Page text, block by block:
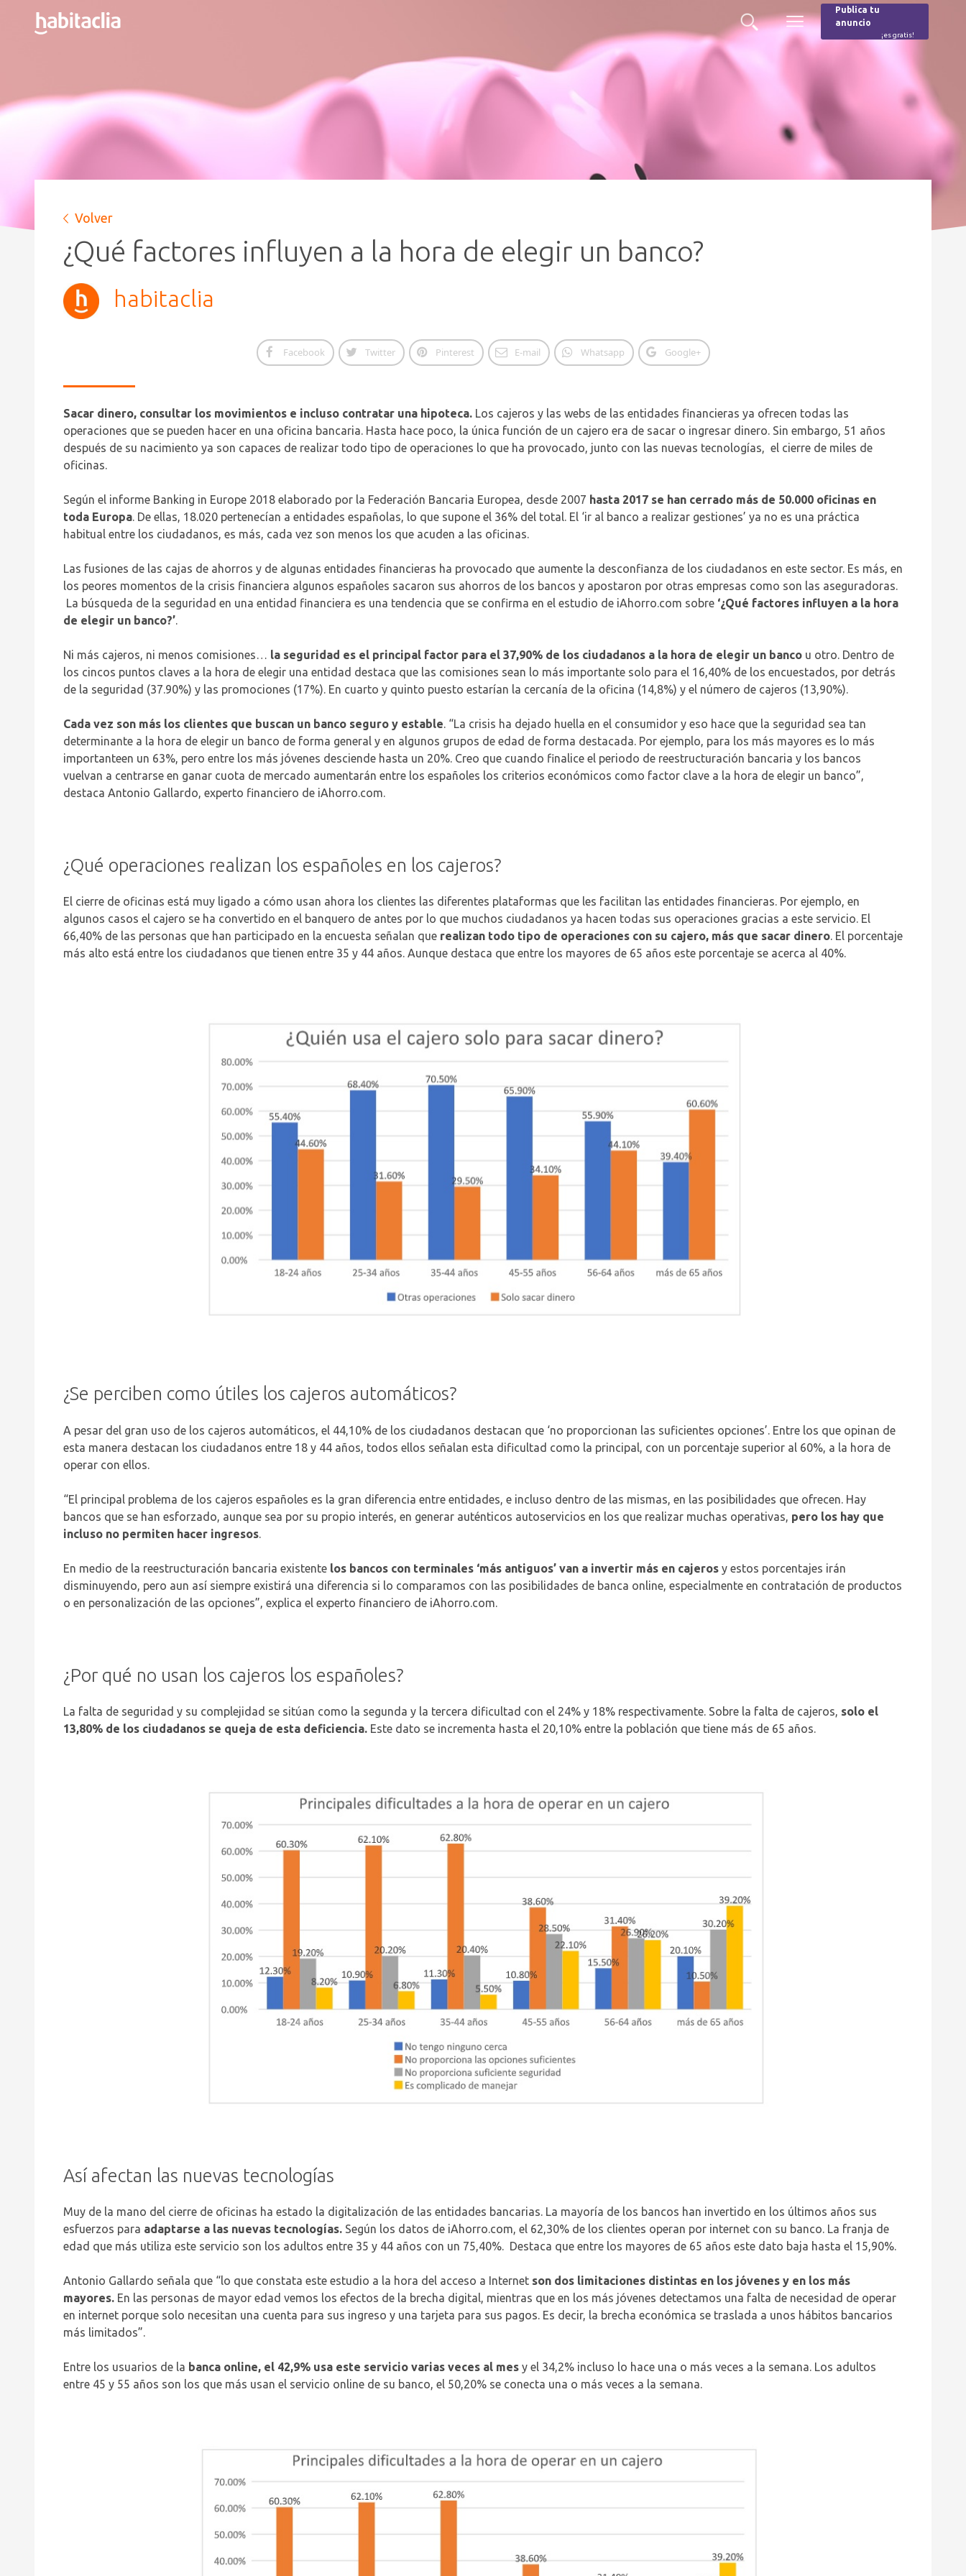
Buscar
Menú
Burger
Publica tu
anuncio
¡es gratis!
Volver
¿Qué factores influyen a la hora de elegir un banco?
habitaclia
Facebook Twitter Pinterest E-mail Whatsapp Google+
Sacar dinero, consultar los movimientos e incluso contratar una hipoteca. Los cajeros y las webs de las entidades financieras ya ofrecen todas las
operaciones que se pueden hacer en una oficina bancaria. Hasta hace poco, la única función de un cajero era de sacar o ingresar dinero. Sin embargo, 51 años
después de su nacimiento ya son capaces de realizar todo tipo de operaciones lo que ha provocado, junto con las nuevas tecnologías, el cierre de miles de
oficinas.
Según el informe Banking in Europe 2018 elaborado por la Federación Bancaria Europea, desde 2007 hasta 2017 se han cerrado más de 50.000 oficinas en
toda Europa. De ellas, 18.020 pertenecían a entidades españolas, lo que supone el 36% del total. El ‘ir al banco a realizar gestiones’ ya no es una práctica
habitual entre los ciudadanos, es más, cada vez son menos los que acuden a las oficinas.
Las fusiones de las cajas de ahorros y de algunas entidades financieras ha provocado que aumente la desconfianza de los ciudadanos en este sector. Es más, en
los peores momentos de la crisis financiera algunos españoles sacaron sus ahorros de los bancos y apostaron por otras empresas como son las aseguradoras.
La búsqueda de la seguridad en una entidad financiera es una tendencia que se confirma en el estudio de iAhorro.com sobre ‘¿Qué factores influyen a la hora
de elegir un banco?’.
Ni más cajeros, ni menos comisiones… la seguridad es el principal factor para el 37,90% de los ciudadanos a la hora de elegir un banco u otro. Dentro de
los cincos puntos claves a la hora de elegir una entidad destaca que las comisiones sean lo más importante solo para el 16,40% de los encuestados, por detrás
de la seguridad (37.90%) y las promociones (17%). En cuarto y quinto puesto estarían la cercanía de la oficina (14,8%) y el número de cajeros (13,90%).
Cada vez son más los clientes que buscan un banco seguro y estable. “La crisis ha dejado huella en el consumidor y eso hace que la seguridad sea tan
determinante a la hora de elegir un banco de forma general y en algunos grupos de edad de forma destacada. Por ejemplo, para los más mayores es lo más
importanteen un 63%, pero entre los más jóvenes desciende hasta un 20%. Creo que cuando finalice el periodo de reestructuración bancaria y los bancos
vuelvan a centrarse en ganar cuota de mercado aumentarán entre los españoles los criterios económicos como factor clave a la hora de elegir un banco”,
destaca Antonio Gallardo, experto financiero de iAhorro.com.
¿Qué operaciones realizan los españoles en los cajeros?
El cierre de oficinas está muy ligado a cómo usan ahora los clientes las diferentes plataformas que les facilitan las entidades financieras. Por ejemplo, en
algunos casos el cajero se ha convertido en el banquero de antes por lo que muchos ciudadanos ya hacen todas sus operaciones gracias a este servicio. El
66,40% de las personas que han participado en la encuesta señalan que realizan todo tipo de operaciones con su cajero, más que sacar dinero. El porcentaje
más alto está entre los ciudadanos que tienen entre 35 y 44 años. Aunque destaca que entre los mayores de 65 años este porcentaje se acerca al 40%.
¿Se perciben como útiles los cajeros automáticos?
A pesar del gran uso de los cajeros automáticos, el 44,10% de los ciudadanos destacan que ‘no proporcionan las suficientes opciones’. Entre los que opinan de
esta manera destacan los ciudadanos entre 18 y 44 años, todos ellos señalan esta dificultad como la principal, con un porcentaje superior al 60%, a la hora de
operar con ellos.
“El principal problema de los cajeros españoles es la gran diferencia entre entidades, e incluso dentro de las mismas, en las posibilidades que ofrecen. Hay
bancos que se han esforzado, aunque sea por su propio interés, en generar auténticos autoservicios en los que realizar muchas operativas, pero los hay que
incluso no permiten hacer ingresos
En medio de la reestructuración bancaria existente los bancos con terminales ‘más antiguos’ van a invertir más en cajeros y estos porcentajes irán
disminuyendo, pero aun así siempre existirá una diferencia si lo comparamos con las posibilidades de banca online, especialmente en contratación de productos
o en personalización de las opciones”, explica el experto financiero de iAhorro.com.
¿Por qué no usan los cajeros los españoles?
La falta de seguridad y su complejidad se sitúan como la segunda y la tercera dificultad con el 24% y 18% respectivamente. Sobre la falta de cajeros, solo el
13,80% de los ciudadanos se queja de esta deficiencia. Este dato se incrementa hasta el 20,10% entre la población que tiene más de 65 años.
Así afectan las nuevas tecnologías
Muy de la mano del cierre de oficinas ha estado la digitalización de las entidades bancarias. La mayoría de los bancos han invertido en los últimos años sus
esfuerzos para adaptarse a las nuevas tecnologías. Según los datos de iAhorro.com, el 62,30% de los clientes operan por internet con su banco. La franja de
edad que más utiliza este servicio son los adultos entre 35 y 44 años con un 75,40%. Destaca que entre los mayores de 65 años este dato baja hasta el 15,90%.
Antonio Gallardo señala que “lo que constata este estudio a la hora del acceso a Internet son dos limitaciones distintas en los jóvenes y en los más
mayores. En las personas de mayor edad vemos los efectos de la brecha digital, mientras que en los más jóvenes detectamos una falta de necesidad de operar
en internet porque solo necesitan una cuenta para sus ingreso y una tarjeta para sus pagos. Es decir, la brecha económica se traslada a unos hábitos bancarios
más limitados”.
Entre los usuarios de la banca online, el 42,9% usa este servicio varias veces al mes y el 34,2% incluso lo hace una o más veces a la semana. Los adultos
entre 45 y 55 años son los que más usan el servicio online de su banco, el 50,20% se conecta una o más veces a la semana.